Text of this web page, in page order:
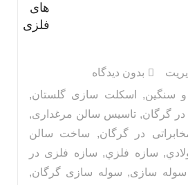
های
فلزی
بدون دیدگاه
سنگين, اسکلت سازی گلستان,
در گرگان, تاسیس سالن مرغداری,
در گرگان, ساخت سالن
, سازه فلزي, سازه فلزی در
سوله سازی, سوله سازی گرگان,